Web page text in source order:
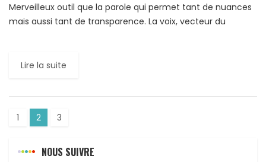
Merveilleux outil que la parole qui permet tant de nuances
mais aussi tant de transparence. La voix, vecteur du
Lire la suite
1 2 3
NOUS SUIVRE